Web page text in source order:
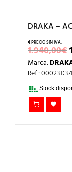
DRAKA –
1.940,00€
Marca:
Ref.:
Stock